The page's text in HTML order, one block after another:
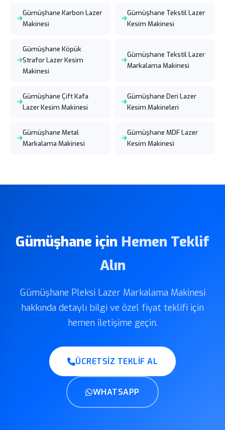
Gümüşhane Karbon Lazer
Makinesi
Gümüşhane Tekstil Lazer
Kesim Makinesi
Gümüşhane Köpük
Strafor Lazer Kesim
Makinesi
Gümüşhane Tekstil Lazer
Markalama Makinesi
Gümüşhane Çift Kafa
Lazer Kesim Makinesi
Gümüşhane Deri Lazer
Kesim Makineleri
Gümüşhane Metal
Markalama Makinesi
Gümüşhane MDF Lazer
Kesim Makinesi
Gümüşhane için Hemen Teklif
Alın
Gümüşhane Pleksi Lazer Markalama Makinesi
hakkında detaylı bilgi ve özel fiyat teklifi için
hemen iletişime geçin.
ÜCRETSIZ TEKLIF AL
WHATSAPP